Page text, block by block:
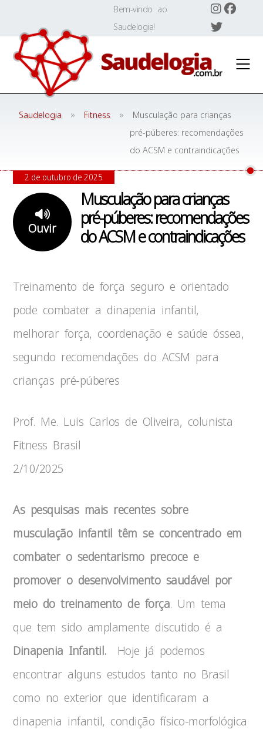
content
Bem-vindo ao
Saudelogia!
Saudelogia » Fitness »
Musculação para crianças
pré-púberes: recomendações
do ACSM e contraindicações
Musculação para crianças
pré-púberes: recomendações
do ACSM e contraindicações
Ouvir
2 de outubro de 2025
Treinamento de força seguro e orientado
pode combater a dinapenia infantil,
melhorar força, coordenação e saúde óssea,
segundo recomendações do ACSM para
crianças pré-púberes
Prof. Me. Luis Carlos de Oliveira, colunista
Fitness Brasil
2/10/2025
As pesquisas mais recentes sobre
musculação infantil têm se concentrado em
combater o sedentarismo precoce e
promover o desenvolvimento saudável por
meio do treinamento de força. Um tema
que tem sido amplamente discutido é a
Dinapenia Infantil.Hoje já podemos
encontrar alguns estudos tanto no Brasil
como no exterior que identificaram a
dinapenia infantil, condição físico-morfológica